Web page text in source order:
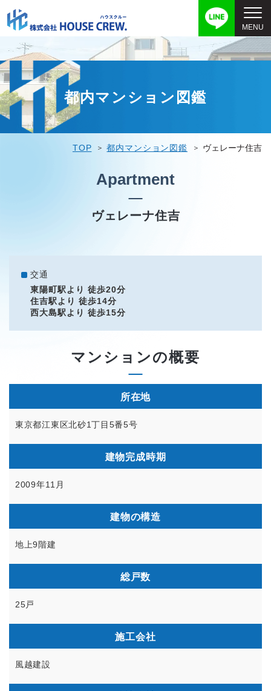
都内マンション図鑑
TOP 都内マンション図鑑 ヴェレーナ住吉
Apartment
ヴェレーナ住吉
交通
東陽町駅より 徒歩20分
住吉駅より 徒歩14分
西大島駅より 徒歩15分
マンションの概要
所在地
東京都江東区北砂1丁目5番5号
建物完成時期
2009年11月
建物の構造
地上9階建
総戸数
25戸
施工会社
風越建設